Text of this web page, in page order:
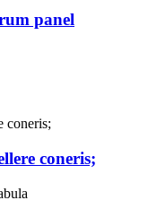
panel
coneris;